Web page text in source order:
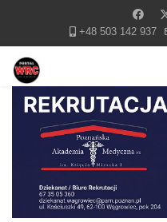
+48 503 142 937